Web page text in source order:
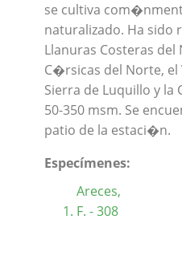
se cultiva
naturalizado. Ha sido
Llanuras Costeras del
C�rsicas del Norte, el
Sierra de Luquillo y la
50-350 msm. Se
patio de la estaci�n.
Especímenes:
Areces,
F. - 308